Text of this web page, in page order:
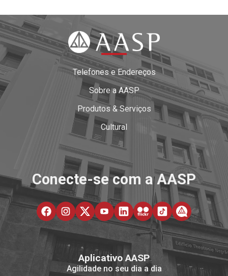
Telefones e Endereços
Sobre a AASP
Produtos & Serviços
Cultural
Conecte-se com a AASP
Aplicativo AASP
Agilidade no seu dia a dia